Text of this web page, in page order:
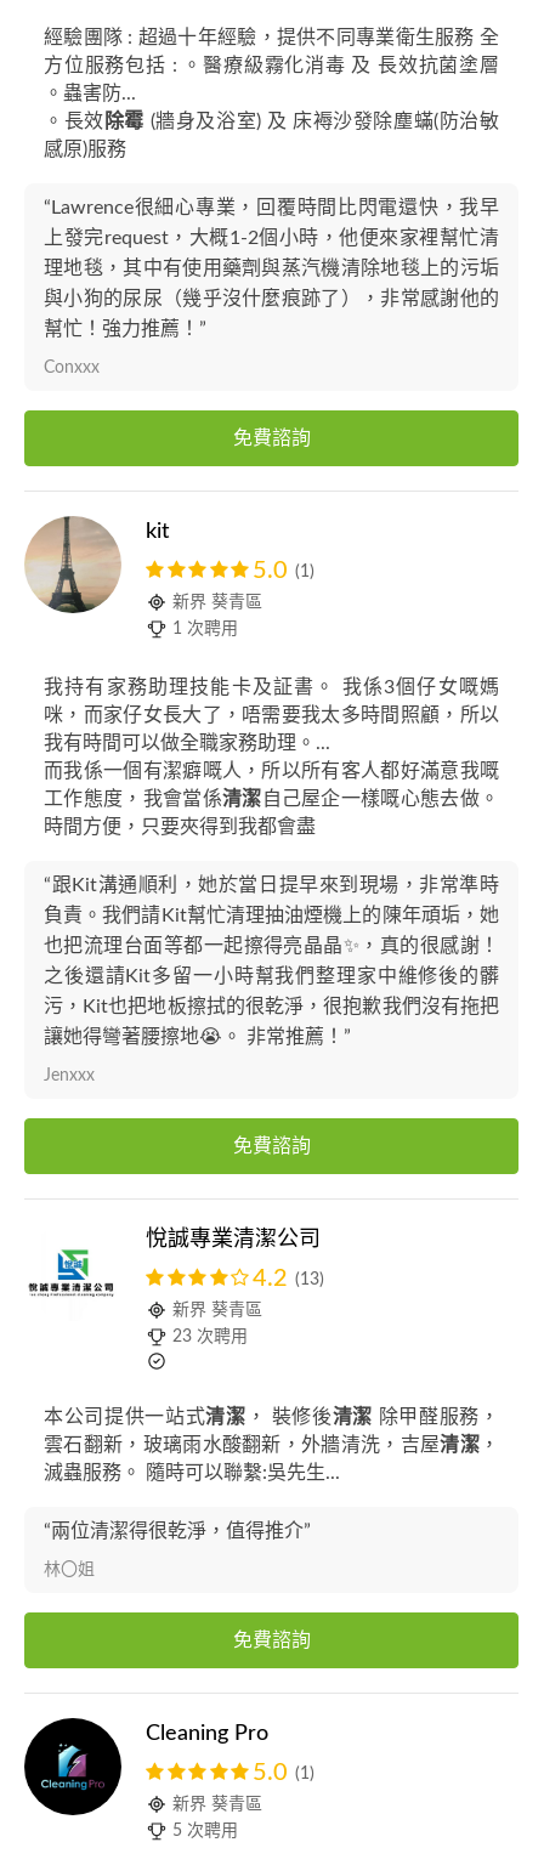
經驗團隊 : 超過十年經驗，提供不同專業衛生服務 全
方位服務包括 : 。醫療級霧化消毒 及 長效抗菌塗層
。蟲害防...
。長效 除霉 (牆身及浴室) 及 床褥沙發除塵蟎(防治敏
感原)服務
“Lawrence很細心專業，回覆時間比閃電還快，我早
上發完request，大概1-2個小時，他便來家裡幫忙清
理地毯，其中有使用藥劑與蒸汽機清除地毯上的污垢
與小狗的尿尿（幾乎沒什麼痕跡了），非常感謝他的
幫忙！強力推薦！”
Conxxx
免費諮詢
kit
5.0 (1)
新界 葵青區
1 次聘用
我持有家務助理技能卡及証書。 我係3個仔女嘅媽
咪，而家仔女長大了，唔需要我太多時間照顧，所以
我有時間可以做全職家務助理。...
而我係一個有潔癖嘅人，所以所有客人都好滿意我嘅
工作態度，我會當係清潔 自己屋企一樣嘅心態去做。
時間方便，只要夾得到我都會盡
“跟Kit溝通順利，她於當日提早來到現場，非常準時
負責。我們請Kit幫忙清理抽油煙機上的陳年頑垢，她
也把流理台面等都一起擦得亮晶晶✨，真的很感謝！
之後還請Kit多留一小時幫我們整理家中維修後的髒
污，Kit也把地板擦拭的很乾淨，很抱歉我們沒有拖把
讓她得彎著腰擦地😭。 非常推薦！”
Jenxxx
免費諮詢
悅誠專業清潔公司
4.2 (13)
新界 葵青區
23 次聘用
本公司提供一站式清潔 ， 裝修後清潔 除甲醛服務，
雲石翻新，玻璃雨水酸翻新，外牆清洗，吉屋清潔 ，
滅蟲服務。 隨時可以聯繫:吳先生...
“兩位清潔得很乾淨，值得推介”
林〇姐
免費諮詢
Cleaning Pro
5.0 (1)
新界 葵青區
5 次聘用